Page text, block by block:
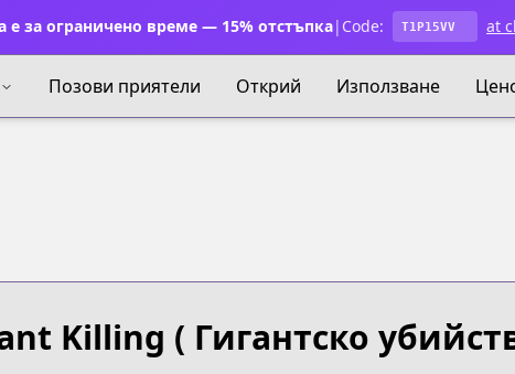
е за ограничено време — 15% отстъпка| Code: T1P15VV at
Позови приятели Открий Използване
Killing ( Гигантско